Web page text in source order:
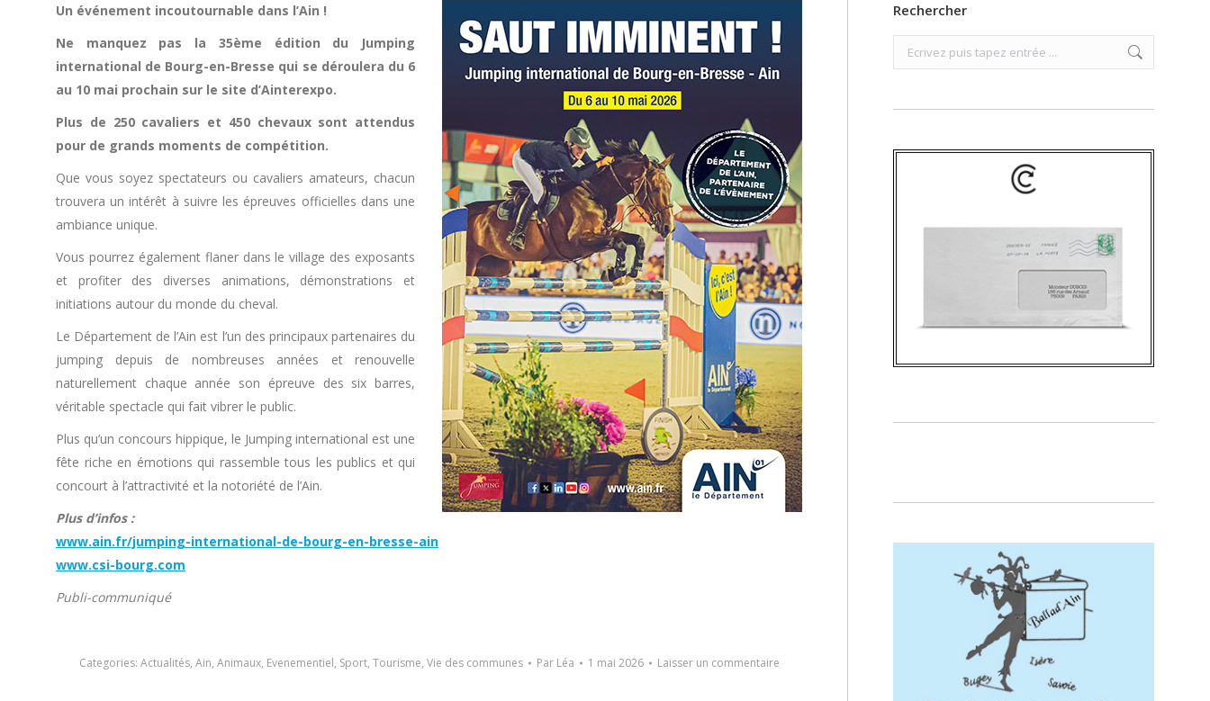
Un événement incoutournable dans l’Ain !
Ne manquez pas la 35ème édition du Jumping
international de Bourg-en-Bresse qui se déroulera du 6
au 10 mai prochain sur le site d’Ainterexpo.
Plus de 250 cavaliers et 450 chevaux sont attendus
pour de grands moments de compétition.
Que vous soyez spectateurs ou cavaliers amateurs, chacun
trouvera un intérêt à suivre les épreuves officielles dans une
ambiance unique.
Vous pourrez également flaner dans le village des exposants
et profiter des diverses animations, démonstrations et
initiations autour du monde du cheval.
Le Département de l’Ain est l’un des principaux partenaires du
jumping depuis de nombreuses années et renouvelle
naturellement chaque année son épreuve des six barres,
véritable spectacle qui fait vibrer le public.
Plus qu’un concours hippique, le Jumping international est une
fête riche en émotions qui rassemble tous les publics et qui
concourt à l’attractivité et la notoriété de l’Ain.
Plus d’infos :
www.ain.fr/jumping-international-de-bourg-en-bresse-ain
www.csi-bourg.com
Publi-communiqué
Categories: Actualités, Ain, Animaux, Evenementiel, Sport, Tourisme, Vie des communes Par Léa 1 mai 2026 Laisser un commentaire
Rechercher
Search: